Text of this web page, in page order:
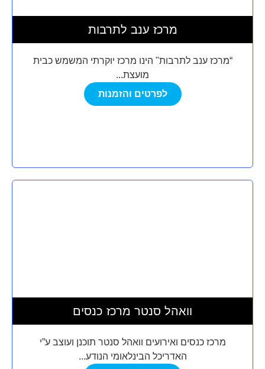
מרכז ענב לתרבות
“מרכז ענב לתרבות" הינו מרכז יוקרתי המשמש כבית
מועצת...
לפרטים והזמנות
וואהל סנטר מרכז כנסים
מרכז כנסים ואירועים וואהל סנטר תוכנן ועוצב ע”י
האדריכל הבינלאומי הנודע...